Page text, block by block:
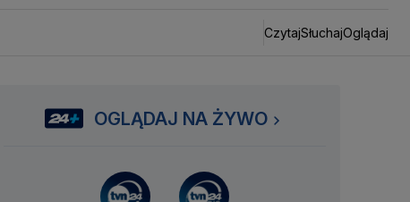
CzytajSłuchajOglądaj
OGLĄDAJ NA ŻYWO